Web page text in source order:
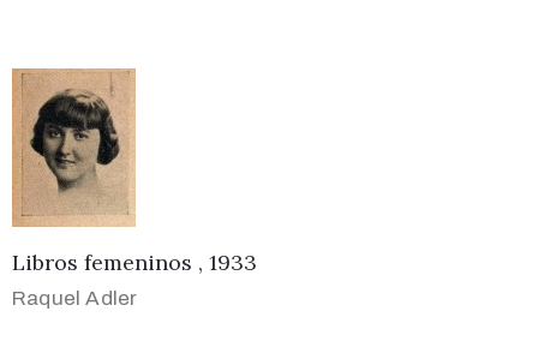
Libros femeninos , 1933
Raquel Adler